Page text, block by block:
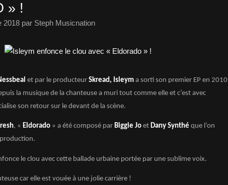
» !
2018 par Steph Musicnation
et par le producteur Skread, Isleym a sorti son premier EP en 2010
la musique de la chanteuse a muri tout comme elle et c’est avec
son retour sur le devant de la scène.
, « Eldorado » a été composé par Biggie Jo et Dany Synthé que l’on
le clou avec cette ballade urbaine portée par une sublime voix.
car elle est vouée à une jolie carrière !